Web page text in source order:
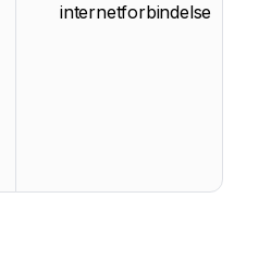
internetforbindelse